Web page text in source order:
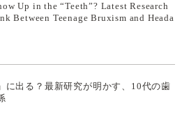
Up in the “Teeth”? Latest Research
Between Teenage Bruxism and Heada
に出る？最新研究が明かす、10代の歯